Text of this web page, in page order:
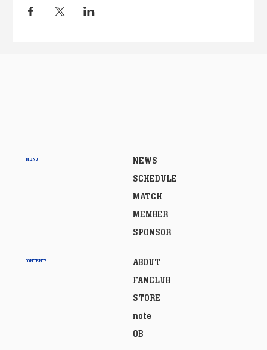
ABOUT
FANCLUB
STORE
note
OB
CONTENTS
NEWS
SCHEDULE
MATCH
MEMBER
SPONSOR
MENU